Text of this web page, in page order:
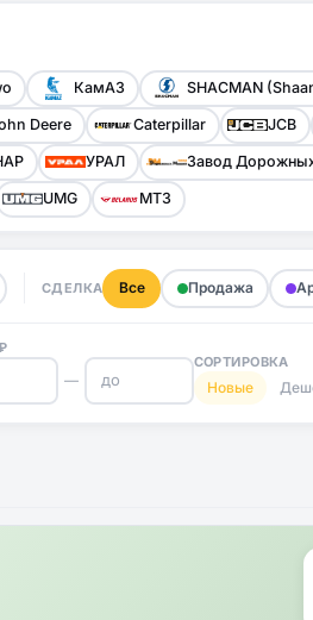
КамАЗ SHACMAN
Deere Caterpillar JCB
УРАЛ Завод
UMG МТЗ
СДЕЛКА Все Продажа
—
СОРТИРОВКА
Новые